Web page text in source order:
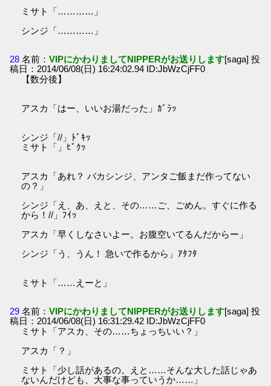
ミサト「…………」
シンジ「…………」
28 名前：VIPにかわりましてNIPPERがお送りします[saga] 投
稿日：2014/06/08(日) 16:24:02.94 ID:JbWzCjFF0
【数分後】
アスカ「はー、いいお湯だった」ｶﾞﾗｯ
シンジ「//」ﾄﾞｷｯ
ミサト「」ﾋﾞｸｯ
アスカ「あれ？ バカシンジ、アンタご飯まだ作ってない
の？」
シンジ「え、あ、えと、その……ご、ごめん。すぐに作る
から！//」ﾌｲｯ
アスカ「早くしなさいよー。お腹空いてるんだからー」
シンジ「う、うん！ 急いで作るから」ｱﾀﾌﾀ
ミサト「……えーと」
29 名前：VIPにかわりましてNIPPERがお送りします[saga] 投
稿日：2014/06/08(日) 16:31:29.42 ID:JbWzCjFF0
ミサト「アスカ、その……ちょっちいい？」
アスカ「？」
ミサト「少し話があるの。えと……そんな大した話じゃあ
ないんだけども、大事な事っていうか……」